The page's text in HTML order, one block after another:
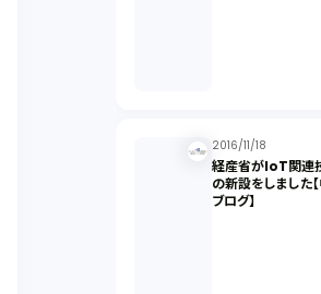
2016/11/18
経産省がIoT関連
の新設をしました
ブログ】